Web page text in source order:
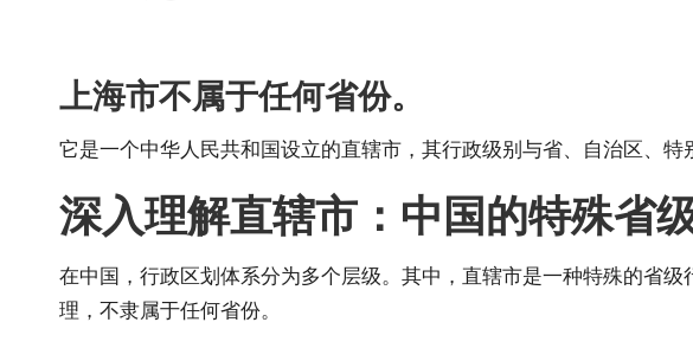
上海市不属于任何省份。
它是一个中华人民共和国设立的直辖市，其行政级别与省、自治区、
深入理解直辖市：中国的特殊省
在中国，行政区划体系分为多个层级。其中，直辖市是一种特殊的省
理，不隶属于任何省份。